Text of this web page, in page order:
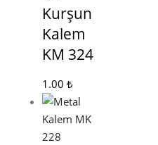
Kurşun
Kalem
KM 324
1.00 ₺